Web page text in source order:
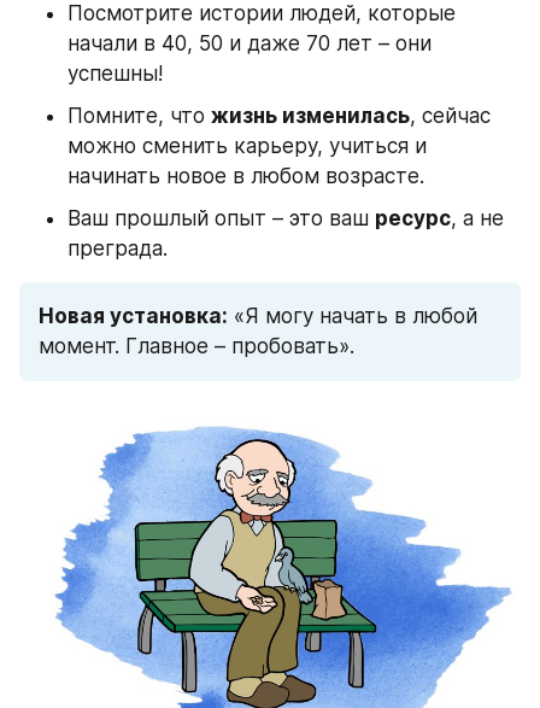
Посмотрите истории людей, которые
начали в 40, 50 и даже 70 лет – они
успешны!
Помните, что жизнь изменилась, сейчас
можно сменить карьеру, учиться и
начинать новое в любом возрасте.
Ваш прошлый опыт – это ваш ресурс, а не
преграда.
Новая установка: «Я могу начать в любой
момент. Главное – пробовать».